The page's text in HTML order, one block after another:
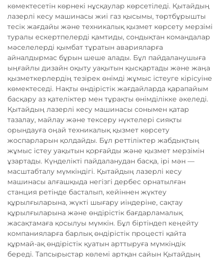
көмектесетін көрнекі нұсқаулар көрсетіледі. Қытайдың
лазерлі кесу машинасы жиі газ қысымы, төртбұрышты
тесік жағдайы және техникалық қызмет көрсету мерзімі
туралы ескертпелерді қамтиды, сондықтан командалар
мәселелерді қымбат тұратын аварияларға
айналдырмас бұрын шеше алады. Бұл пайдаланушыға
ыңғайлы дизайн оқыту уақытын қысқартады және жаңа
қызметкерлердің тезірек өнімді жұмыс істеуге кірісуіне
көмектеседі. Нақты өндірістік жағдайларда қарапайым
басқару аз қателіктер мен тұрақты өнімділікке әкеледі.
Қытайдың лазерлі кесу машинасы сонымен қатар
тазалау, майлау және тексеру нүктелері сияқты
орындауға оңай техникалық қызмет көрсету
жоспарларын қолдайды. Бұл реттіліктер жабдықтың
жұмыс істеу уақытын қорғайды және қызмет мерзімін
ұзартады. Күнделікті пайдаланудан басқа, ірі мән —
масштабталу мүмкіндігі. Қытайдың лазерлі кесу
машинасы алғашқыда негізгі дербес орнатылған
станция ретінде басталып, кейіннен жүктеу
құрылғыларына, жүкті шығару иіндеріне, сақтау
құрылғыларына және өндірістік бағдарламалық
жасақтамаға қосылуы мүмкін. Бұл біртіндеп кеңейту
компанияларға барлық өндірістік процесті қайта
құрмай-ақ өндірістік қуатын арттыруға мүмкіндік
береді. Тапсырыстар көлемі артқан сайын Қытайдың